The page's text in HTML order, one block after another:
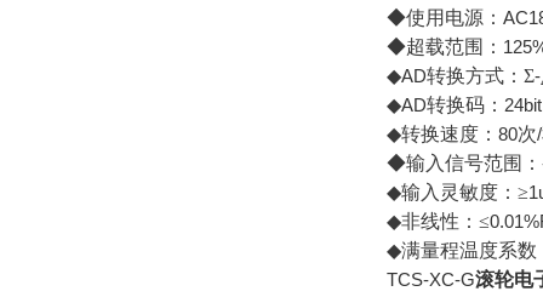
◆使用电源：
◆超载范围：
◆AD转换方式：Σ-
◆AD转换码： 24bit
◆转换速度： 80次/
◆输入信号范围：
◆输入灵敏度：≥
◆非线性：≤
◆满量程温度系数
TCS-XC-G滚轮电